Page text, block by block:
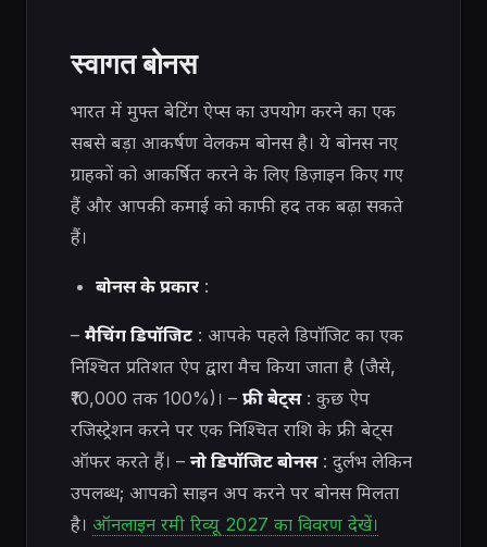
स्वागत बोनस
भारत में मुफ्त बेटिंग ऐप्स का उपयोग करने का एक
सबसे बड़ा आकर्षण वेलकम बोनस है। ये बोनस नए
ग्राहकों को आकर्षित करने के लिए डिज़ाइन किए गए
हैं और आपकी कमाई को काफी हद तक बढ़ा सकते
हैं।
बोनस के प्रकार:
– मैचिंग डिपॉजिट : आपके पहले डिपॉजिट का एक
निश्चित प्रतिशत ऐप द्वारा मैच किया जाता है (जैसे,
₹10,000 तक 100%)। – फ्री बेट्स: कुछ ऐप
रजिस्ट्रेशन करने पर एक निश्चित राशि के फ्री बेट्स
ऑफर करते हैं। – नो डिपॉजिट बोनस: दुर्लभ लेकिन
उपलब्ध; आपको साइन अप करने पर बोनस मिलता
है। ऑनलाइन रमी रिव्यू 2027 का विवरण देखें।